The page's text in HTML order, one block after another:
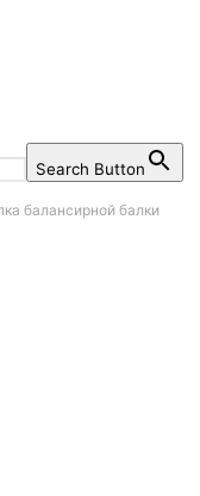
Search Button
балансирной балки